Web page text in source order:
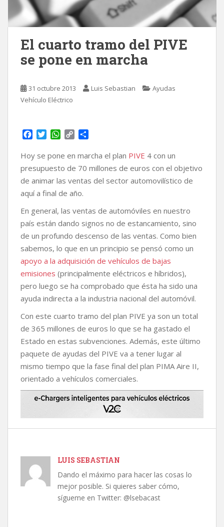
El cuarto tramo del PIVE
se pone en marcha
31 octubre 2013 Luis Sebastian
Ayudas
Vehículo Eléctrico
c
e
b
o
o
i
t
t
e
r
W
a
t
s
A
p
p
y
L
i
n
m
p
a
r
r
Hoy se pone en marcha el plan PIVE 4 con un
presupuesto de 70 millones de euros con el objetivo
de animar las ventas del sector automovilístico de
aquí a final de año.
En general, las ventas de automóviles en nuestro
país están dando signos no de estancamiento, sino
de un profundo descenso de las ventas. Como bien
sabemos, lo que en un principio se pensó como un
apoyo a la adquisición de vehículos de bajas
emisiones (principalmente eléctricos e híbridos),
pero luego se ha comprobado que ésta ha sido una
ayuda indirecta a la industria nacional del automóvil.
Con este cuarto tramo del plan PIVE ya son un total
de 365 millones de euros lo que se ha gastado el
Estado en estas subvenciones. Además, este último
paquete de ayudas del PIVE va a tener lugar al
mismo tiempo que la fase final del plan PIMA Aire II,
orientado a vehículos comerciales.
LUIS SEBASTIAN
Dando el máximo para hacer las cosas lo
mejor posible. Si quieres saber cómo,
sígueme en Twitter: @lsebacast